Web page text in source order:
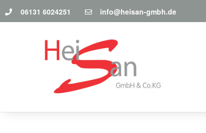
06131 6024251 info@heisan-gmbh.de